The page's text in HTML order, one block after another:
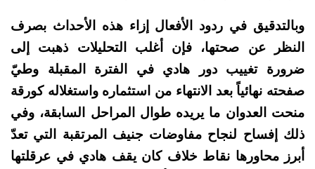
وبالتدقيق في ردود الأفعال إزاء هذه الأحداث بصرف
النظر عن صحتها، فإن أغلب التحليلات ذهبت إلى
ضرورة تغييب دور هادي في الفترة المقبلة وطيّ
صفحته نهائياً بعد الانتهاء من استثماره واستغلاله كورقة
منحت العدوان ما يريده طوال المراحل السابقة، وفي
ذلك إفساح لنجاح مفاوضات جنيف المرتقبة التي تعدّ
أبرز محاورها نقاط خلاف كان يقف هادي في عرقلتها